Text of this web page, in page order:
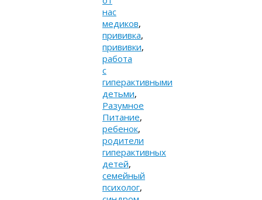
нас
медиков,
прививка,
прививки,
работа
с
гиперактивными
детьми,
Разумное
Питание,
ребенок,
родители
гиперактивных
детей,
семейный
психолог,